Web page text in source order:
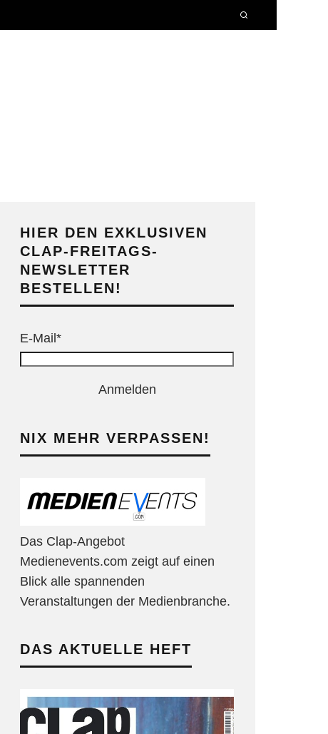
HIER DEN EXKLUSIVEN
CLAP-FREITAGS-
NEWSLETTER
BESTELLEN!
E-Mail*
Anmelden
NIX MEHR VERPASSEN!
Das Clap-Angebot
Medienevents.com zeigt auf einen
Blick alle spannenden
Veranstaltungen der Medienbranche.
DAS AKTUELLE HEFT